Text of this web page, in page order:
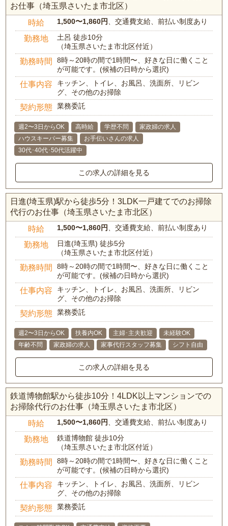
お仕事（埼玉県さいたま市北区）
時給 1,500〜1,860円 、交通費支給、前払い制度あり
勤務地
土呂 徒歩10分
（埼玉県さいたま市北区付近）
勤務時間
8時～20時の間で1時間〜、好きな日に働くこと
が可能です。(候補の日時から選択)
仕事内容
キッチン、トイレ、お風呂、洗面所、リビン
グ、その他のお掃除
契約形態 業務委託
週2〜3日からOK 高時給 学歴不問
家政婦の求人
ハウスキーパー募集
お手伝いさんの求人
30代･40代･50代活躍中
この求人の詳細を見る
日進(埼玉県)駅から徒歩5分！3LDK一戸建てでのお掃除
代行のお仕事（埼玉県さいたま市北区）
時給 1,500〜1,860円 、交通費支給、前払い制度あり
勤務地
日進(埼玉県) 徒歩5分
（埼玉県さいたま市北区付近）
勤務時間
8時～20時の間で1時間〜、好きな日に働くこと
が可能です。(候補の日時から選択)
仕事内容
キッチン、トイレ、お風呂、洗面所、リビン
グ、その他のお掃除
契約形態 業務委託
週2〜3日からOK 扶養内OK 主婦･主夫歓迎
未経験OK
年齢不問
家政婦の求人 家事代行スタッフ募集 シフト自由
この求人の詳細を見る
鉄道博物館駅から徒歩10分！4LDK以上マンションでの
お掃除代行のお仕事（埼玉県さいたま市北区）
時給 1,500〜1,860円 、交通費支給、前払い制度あり
勤務地
鉄道博物館 徒歩10分
（埼玉県さいたま市北区付近）
勤務時間
8時～20時の間で1時間〜、好きな日に働くこと
が可能です。(候補の日時から選択)
仕事内容
キッチン、トイレ、お風呂、洗面所、リビン
グ、その他のお掃除
契約形態 業務委託